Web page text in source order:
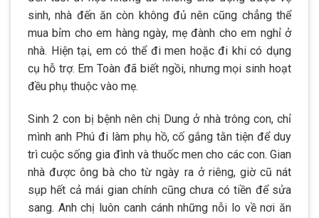
sinh, nhà đến ăn còn không đủ nên cũng chẳng thể
mua bỉm cho em hàng ngày, mẹ đành cho em nghỉ ở
nhà. Hiện tại, em có thể đi men hoặc đi khi có dụng
cụ hỗ trợ. Em Toàn đã biết ngồi, nhưng mọi sinh hoạt
đều phụ thuộc vào mẹ.
Sinh 2 con bị bệnh nên chị Dung ở nhà trông con, chỉ
mình anh Phú đi làm phụ hồ, cố gắng tằn tiện để duy
trì cuộc sống gia đình và thuốc men cho các con. Gian
nhà được ông bà cho từ ngày ra ở riêng, giờ cũ nát
sụp hết cả mái gian chính cũng chưa có tiền để sửa
sang. Anh chị luôn canh cánh những nỗi lo về nơi ăn